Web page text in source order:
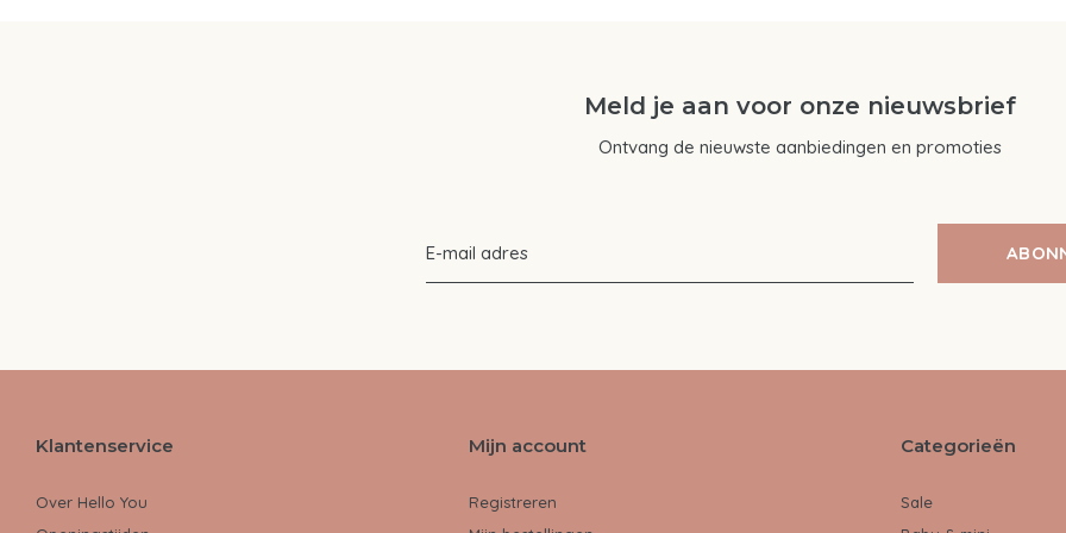
Meld je aan voor onze nieuwsbrief
Ontvang de nieuwste aanbiedingen en promoties
Klantenservice
Over Hello You
Mijn account
Registreren
Categorieën
Sale